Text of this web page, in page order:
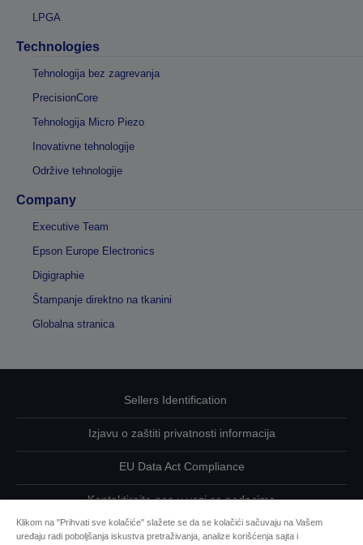
LPGA
Technologies
Tehnologija bez zagrevanja
PrecisionCore
Tehnologija Micro Piezo
Inovativne tehnologije
Održive tehnologije
Company
Executive Team
Epson Europe Electronics
Digigraphie
Štampanje direktno na tkanini
Globalna stranica
Sellers Identification
Izjavu o zaštiti privatnosti informacija
EU Data Act Compliance
Kontaktirajte nas u vezi sa podacima
Informacije o kolačićima
Klikom na "Prihvati sve kolačiće" slažete se da se kolačići sačuvaju na Vašem
uređaju radi poboljšanja iskustva pretraživanja, analize korišćenja sajta i